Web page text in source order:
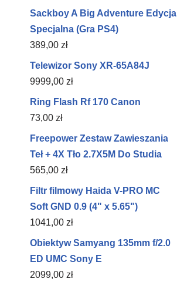
Sackboy A Big Adventure Edycja
Specjalna (Gra PS4)
389,00 zł
Telewizor Sony XR-65A84J
9999,00 zł
Ring Flash Rf 170 Canon
73,00 zł
Freepower Zestaw Zawieszania
Teł + 4X Tło 2.7X5M Do Studia
565,00 zł
Filtr filmowy Haida V-PRO MC
Soft GND 0.9 (4" x 5.65")
1041,00 zł
Obiektyw Samyang 135mm f/2.0
ED UMC Sony E
2099,00 zł